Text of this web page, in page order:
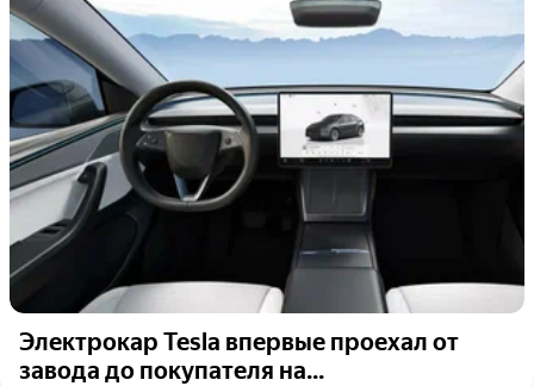
Электрокар Tesla впервые проехал от
завода до покупателя на...